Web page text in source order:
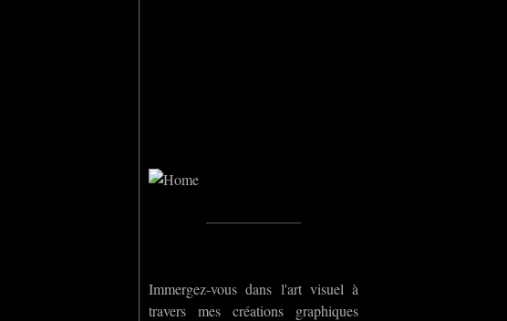
Immergez-vous dans l'art visuel à
travers mes créations graphiques